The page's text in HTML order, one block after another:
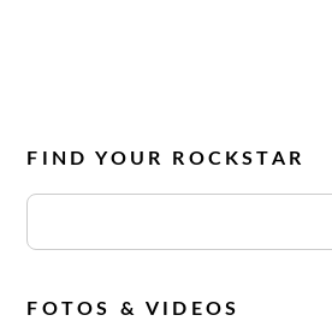
FIND YOUR ROCKSTAR
FOTOS & VIDEOS